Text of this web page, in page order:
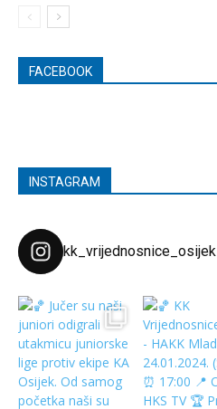
FACEBOOK
INSTAGRAM
kk_vrijednosnice_osijek